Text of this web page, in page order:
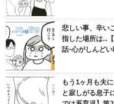
悲しい事、辛い
指した場所は...
話-心がしんど
もう1ヶ月も夫
と寂しがる息子